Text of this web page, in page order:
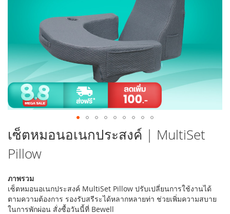
ข้าม
ไป
ที่
ส่วน
ต้น
ของ
แกล
เลอ
เซ็ตหมอนอเนกประสงค์ | MultiSet
Pillow
ภาพรวม
เซ็ตหมอนอเนกประสงค์ MultiSet Pillow ปรับเปลี่ยนการใช้งานได้
ตามความต้องการ รองรับสรีระได้หลากหลายท่า ช่วยเพิ่มความสบาย
ในการพักผ่อน สั่งซื้อวันนี้ที่ Bewell